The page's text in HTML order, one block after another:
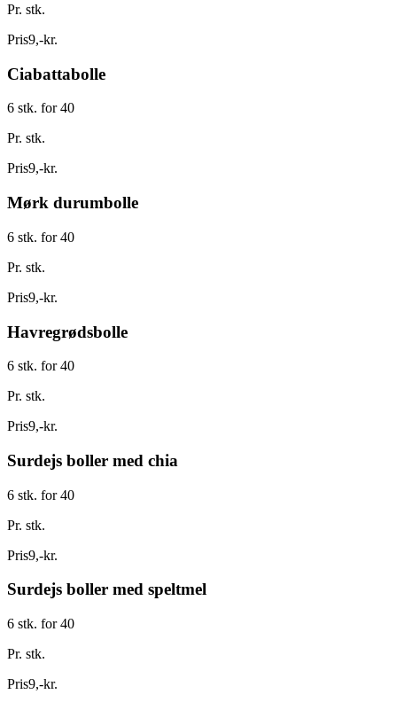
Pr. stk.
Pris9,-kr.
Ciabattabolle
6 stk. for 40
Pr. stk.
Pris9,-kr.
Mørk durumbolle
6 stk. for 40
Pr. stk.
Pris9,-kr.
Havregrødsbolle
6 stk. for 40
Pr. stk.
Pris9,-kr.
Surdejs boller med chia
6 stk. for 40
Pr. stk.
Pris9,-kr.
Surdejs boller med speltmel
6 stk. for 40
Pr. stk.
Pris9,-kr.